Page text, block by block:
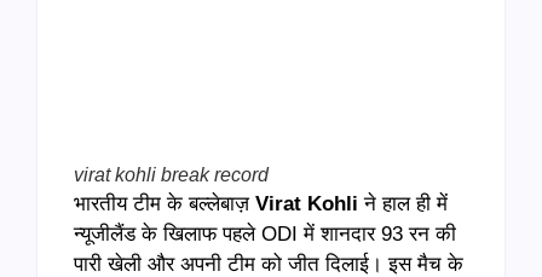
virat kohli break record
भारतीय टीम के बल्लेबाज़ Virat Kohli ने हाल ही में
न्यूजीलैंड के खिलाफ पहले ODI में शानदार 93 रन की
पारी खेली और अपनी टीम को जीत दिलाई। इस मैच के